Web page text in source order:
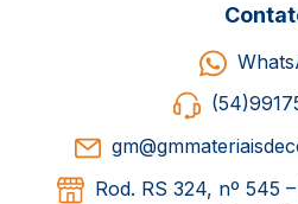
Rod. RS 324, nº 545